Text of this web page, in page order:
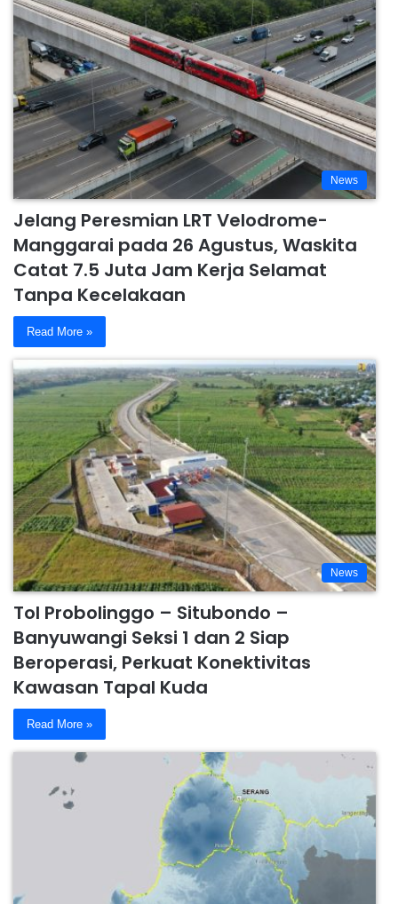
News
Jelang Peresmian LRT Velodrome-
Manggarai pada 26 Agustus, Waskita
Catat 7.5 Juta Jam Kerja Selamat
Tanpa Kecelakaan
Read More »
News
Tol Probolinggo – Situbondo –
Banyuwangi Seksi 1 dan 2 Siap
Beroperasi, Perkuat Konektivitas
Kawasan Tapal Kuda
Read More »